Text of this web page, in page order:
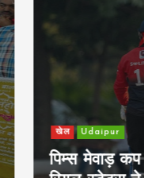
क्रॉसवर्ड व